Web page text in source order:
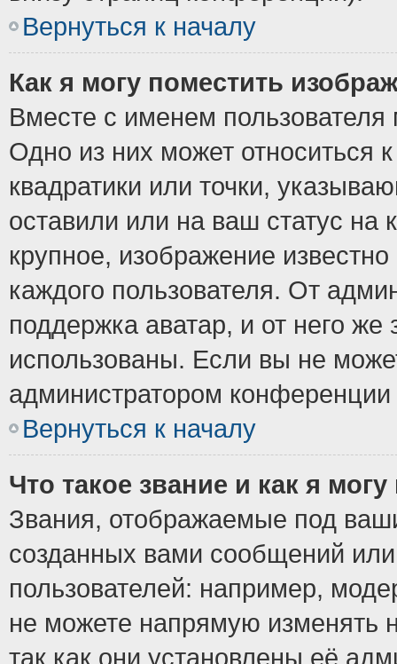
Вернуться к началу
Как я могу поместить
Вместе с именем пользователя
Одно из них может относиться
квадратики или точки,
оставили или на ваш статус
крупное, изображение
каждого пользователя. От
поддержка аватар, и от него же
использованы. Если вы не
администратором
Вернуться к началу
Что такое звание и как я
Звания, отображаемые под
созданных вами сообщений
пользователей: например,
не можете напрямую изменять
так как они установлены её